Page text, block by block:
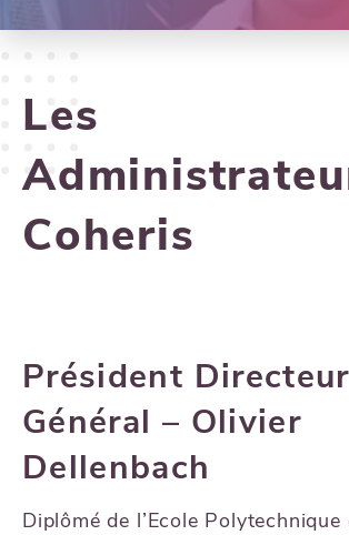
Les
Coheris
Président Directeur
Général – Olivier
Dellenbach
Diplômé de l’Ecole